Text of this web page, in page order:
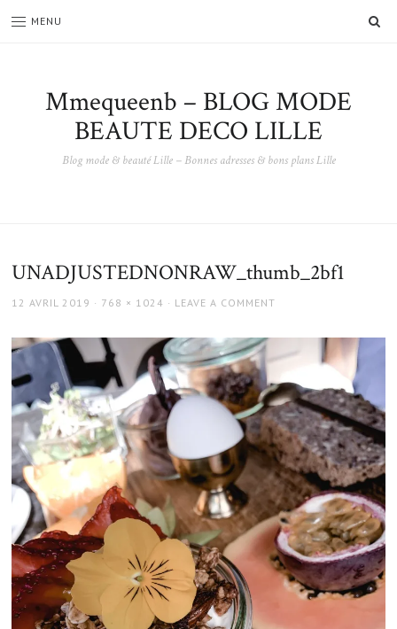
MENU
Mmequeenb – BLOG MODE
BEAUTE DECO LILLE
Blog mode & beauté Lille – Bonnes adresses & bons plans Lille
UNADJUSTEDNONRAW_thumb_2bf1
POSTED
12 AVRIL 2019
FULL
768 × 1024 LEAVE A COMMENT